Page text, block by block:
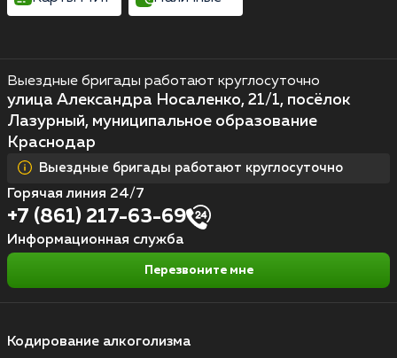
Кодирование алкоголизма
Выездные бригады работают круглосуточно
улица Александра Носаленко, 21/1, посёлок
Лазурный, муниципальное образование
Краснодар
Выездные бригады работают круглосуточно
Горячая линия 24/7
+7 (861) 217-63-69
Информационная служба
Перезвоните мне